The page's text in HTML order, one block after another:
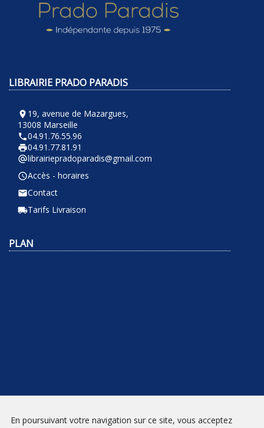
LIBRAIRIE PRADO PARADIS
room 19, avenue de Mazargues,
13008 Marseille
phone04.91.76.55.96
local_printshop04.91.77.81.91
alternate_emaillibrairiepradoparadis@gmail.com
query_builderAccès - horaires
emailContact
local_shippingTarifs Livraison
PLAN
En poursuivant votre navigation sur ce site, vous acceptez